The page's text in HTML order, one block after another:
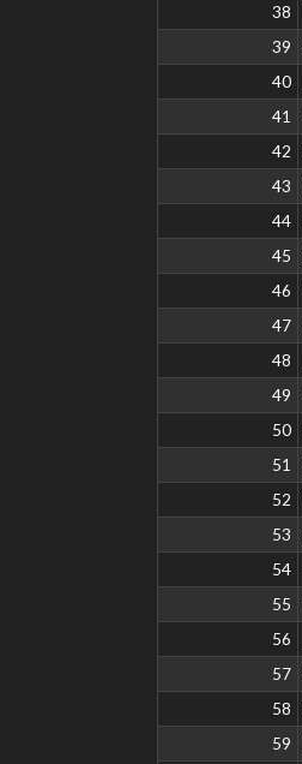
38
39
40
41
42
43
44
45
46
47
48
49
50
51
52
53
54
55
56
57
58
59